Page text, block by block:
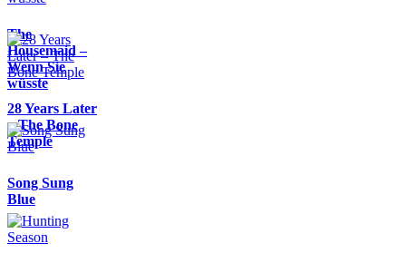
The
Housemaid –
Wenn Sie
wüsste
28 Years Later
– The Bone
Temple
Song Sung
Blue